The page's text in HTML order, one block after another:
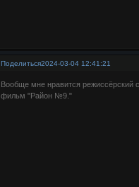
Поделиться2024-03-04 12:41:21
Вообще мне нравится режиссёрский
фильм "Район №9."